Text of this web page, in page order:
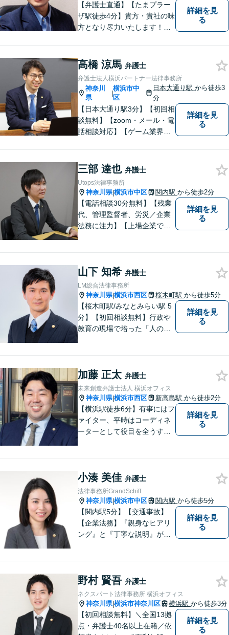
【弁護士直通】【たまプラー
ザ駅徒歩4分】貴方・貴社の味
方となり尽力いたします！当
ください。
詳細を見
る
高橋 涼馬 弁護士
弁護士法人横浜パートナー法律事務所
神奈川
県
|
横浜市中
区
日本大通り駅から徒歩3
分
【日本大通り駅3分】【初回相
談無料】【zoom・メール・電
話相談対応】【ゲーム業界・
ンスと丁寧なリーガルサービ
スの提供を心がけておりま
す。お困りの場合は、ぜひご
相談ください。
詳細を見
る
三部 達也 弁護士
Utops法律事務所
神奈川県|横浜市中区 関内駅 から徒歩2分
【電話相談30分無料】【残業
代、管理監督者、労災／企業
法務に注力】【上場企業で社
ート！メーカー・建築・教育
など幅広い業種への対応実績
あり！
詳細を見
る
山下 知希 弁護士
LM総合法律事務所
神奈川県|横浜市西区 桜木町駅 から徒歩5分
【桜木町駅/みなとみらい駅 5
分】【初回相談無料】行政や
教育の現場で培った「人の話
ください。「相談してよかっ
た」と思える解決を共に目指
します。
詳細を見
る
加藤 正太 弁護士
未来創造弁護士法人 横浜オフィス
神奈川県|横浜市西区 新高島駅 から徒歩2分
【横浜駅徒歩6分】有事にはフ
ァイター、平時はコーディネ
ーターとして役目を全うする
します。【独占禁止法・下請
法の著書執筆】
詳細を見
る
小湊 美佳 弁護士
法律事務所GrandSchiff
神奈川県|横浜市中区 関内駅 から徒歩5分
【関内駅5分】【交通事故】
【企業法務】『親身なヒアリ
ング』と『丁寧な説明』がモ
頼者様が安心して将来を過ご
せるようになるための支援を
いたします。
詳細を見
る
野村 賢吾 弁護士
ネクスパート法律事務所 横浜オフィス
神奈川県|横浜市神奈川区 横浜駅 から徒歩3分
【初回相談無料】＼全国13拠
点・弁護士40名以上在籍／依
詳細を見
る